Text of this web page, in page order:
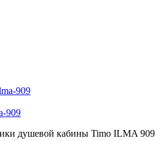
909
душевой кабины Timo ILMA 909